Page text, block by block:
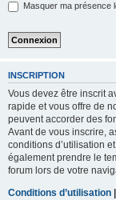
Masquer ma présence
INSCRIPTION
Vous devez être inscrit
rapide et vous offre de
peuvent accorder des
Avant de vous inscrire,
conditions d’utilisation
également prendre le
forum lors de votre
Conditions d’utilisation